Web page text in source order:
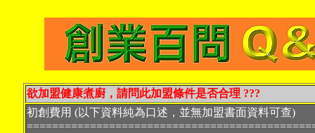
欲加盟健康煮廚，請問此加盟條件是否合理 ???
初創費用 (以下資料純為口述，並無加盟書面資料可查)